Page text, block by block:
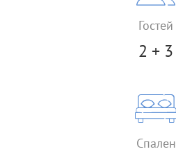
Гостей
2 + 3
Спален